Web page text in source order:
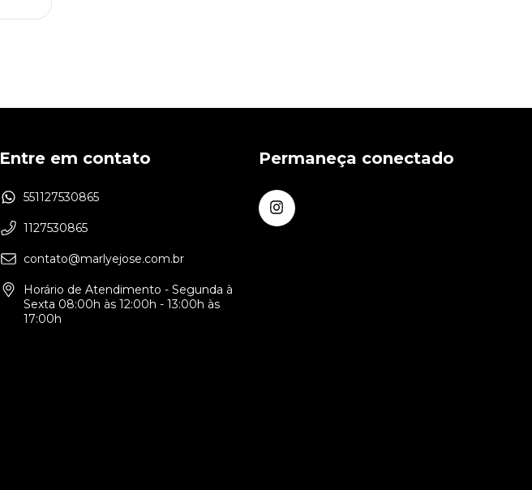
Entre em contato
551127530865
1127530865
contato@marlyejose.com.br
Horário de Atendimento - Segunda à
Sexta 08:00h às 12:00h - 13:00h às
17:00h
Permaneça conectado